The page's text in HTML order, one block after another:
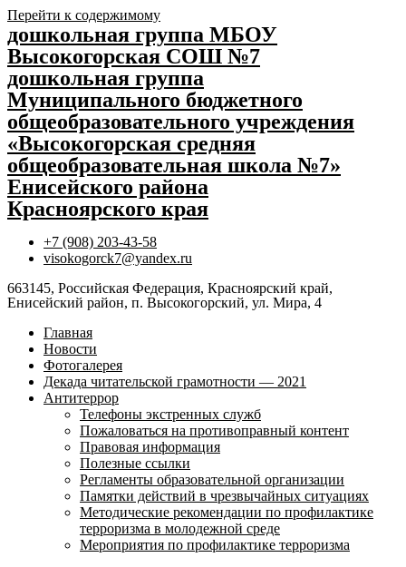
Перейти к содержимому
дошкольная группа МБОУ
Высокогорская СОШ №7
дошкольная группа
Муниципального бюджетного
общеобразовательного учреждения
«Высокогорская средняя
общеобразовательная школа №7»
Енисейского района
Красноярского края
+7 (908) 203-43-58
visokogorck7@yandex.ru
663145, Российская Федерация, Красноярский край,
Енисейский район, п. Высокогорский, ул. Мира, 4
Главная
Новости
Фотогалерея
Декада читательской грамотности — 2021
Антитеррор
Телефоны экстренных служб
Пожаловаться на противоправный контент
Правовая информация
Полезные ссылки
Регламенты образовательной организации
Памятки действий в чрезвычайных ситуациях
Методические рекомендации по профилактике
терроризма в молодежной среде
Мероприятия по профилактике терроризма